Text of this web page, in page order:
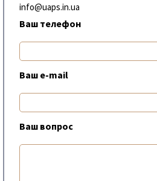
info@uaps.in.ua
Ваш телефон
Ваш e-mail
Ваш вопрос